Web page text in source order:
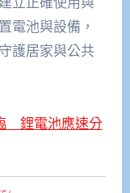
電池與設備，
護居家與公共
鋰電池應速分